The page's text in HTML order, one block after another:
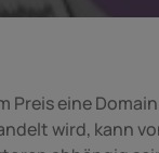
Preis eine
wird, kann